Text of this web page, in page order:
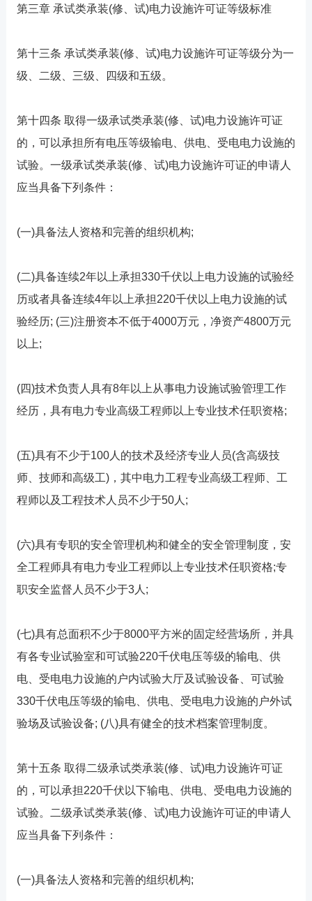
第三章 承试类承装(修、试)电力设施许可证等级标准
第十三条 承试类承装(修、试)电力设施许可证等级分为一
级、二级、三级、四级和五级。
第十四条 取得一级承试类承装(修、试)电力设施许可证
的，可以承担所有电压等级输电、供电、受电电力设施的
试验。一级承试类承装(修、试)电力设施许可证的申请人
应当具备下列条件：
(一)具备法人资格和完善的组织机构;
(二)具备连续2年以上承担330千伏以上电力设施的试验经
历或者具备连续4年以上承担220千伏以上电力设施的试
验经历; (三)注册资本不低于4000万元，净资产4800万元
以上;
(四)技术负责人具有8年以上从事电力设施试验管理工作
经历，具有电力专业高级工程师以上专业技术任职资格;
(五)具有不少于100人的技术及经济专业人员(含高级技
师、技师和高级工)，其中电力工程专业高级工程师、工
程师以及工程技术人员不少于50人;
(六)具有专职的安全管理机构和健全的安全管理制度，安
全工程师具有电力专业工程师以上专业技术任职资格;专
职安全监督人员不少于3人;
(七)具有总面积不少于8000平方米的固定经营场所，并具
有各专业试验室和可试验220千伏电压等级的输电、供
电、受电电力设施的户内试验大厅及试验设备、可试验
330千伏电压等级的输电、供电、受电电力设施的户外试
验场及试验设备; (八)具有健全的技术档案管理制度。
第十五条 取得二级承试类承装(修、试)电力设施许可证
的，可以承担220千伏以下输电、供电、受电电力设施的
试验。二级承试类承装(修、试)电力设施许可证的申请人
应当具备下列条件：
(一)具备法人资格和完善的组织机构;